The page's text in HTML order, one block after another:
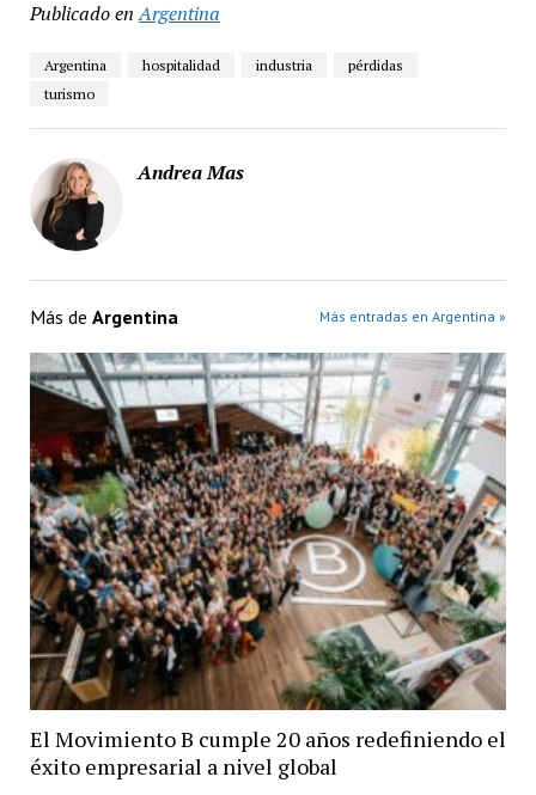
Publicado en Argentina
Argentina hospitalidad industria
pérdidas
turismo
Andrea Mas
Más de Argentina Más entradas en Argentina »
El Movimiento B cumple 20 años redefiniendo el
éxito empresarial a nivel global